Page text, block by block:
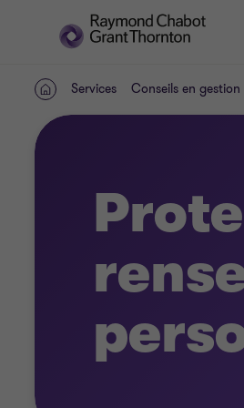
ACCUEIL
Services Conseils en gestion